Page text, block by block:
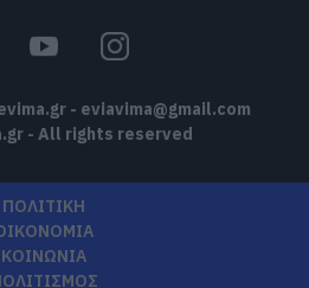
- eviavima@gmail.com
- All rights reserved
ΠΟΛΙΤΙΚΗ
ΚΟΙΝΩΝΙΑ